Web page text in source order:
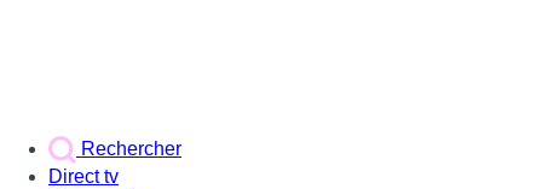
Rechercher
Direct tv